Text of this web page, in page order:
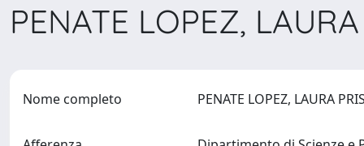
PENATE LOPEZ,
Nome completo PENATE LOPEZ, LAURA